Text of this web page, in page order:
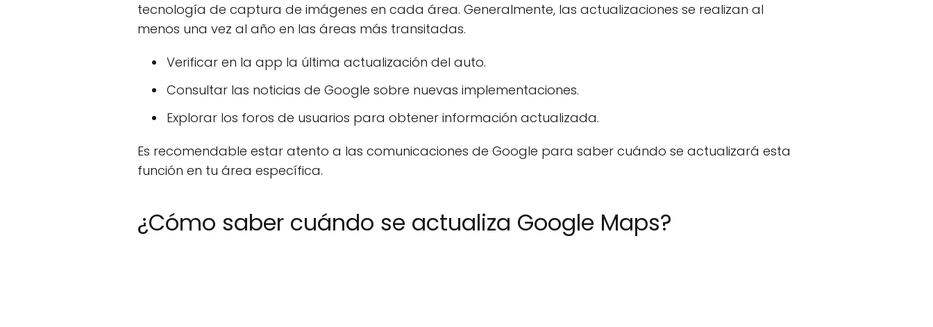
tecnología de captura de imágenes en cada área. Generalmente, las actualizaciones se realizan al
menos una vez al año en las áreas más transitadas.
Verificar en la app la última actualización del auto.
Consultar las noticias de Google sobre nuevas implementaciones.
Explorar los foros de usuarios para obtener información actualizada.
Es recomendable estar atento a las comunicaciones de Google para saber cuándo se actualizará esta
función en tu área específica.
¿Cómo saber cuándo se actualiza Google Maps?